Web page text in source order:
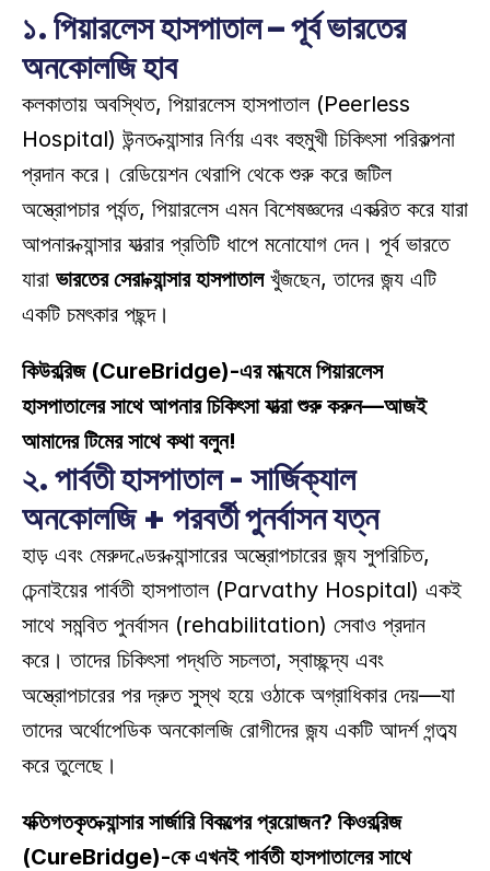
১. পিয়ারলেস হাসপাতাল – পূর্ব ভারতের
অনকোলজি হাব
কলকাতায় অবস্থিত, পিয়ারলেস হাসপাতাল (Peerless
Hospital) উন্নত ক্যান্সার নির্ণয় এবং বহুমুখী চিকিৎসা পরিকল্পনা
প্রদান করে। রেডিয়েশন থেরাপি থেকে শুরু করে জটিল
অস্ত্রোপচার পর্যন্ত, পিয়ারলেস এমন বিশেষজ্ঞদের একত্রিত করে যারা
আপনার ক্যান্সার যাত্রার প্রতিটি ধাপে মনোযোগ দেন। পূর্ব ভারতে
যারা ভারতের সেরা ক্যান্সার হাসপাতাল খুঁজছেন, তাদের জন্য এটি
একটি চমৎকার পছন্দ।
কিউরব্রিজ (CureBridge)-এর মাধ্যমে পিয়ারলেস
হাসপাতালের সাথে আপনার চিকিৎসা যাত্রা শুরু করুন—আজই
আমাদের টিমের সাথে কথা বলুন!
২. পার্বতী হাসপাতাল - সার্জিক্যাল
অনকোলজি + পরবর্তী পুনর্বাসন যত্ন
হাড় এবং মেরুদণ্ডের ক্যান্সারের অস্ত্রোপচারের জন্য সুপরিচিত,
চেন্নাইয়ের পার্বতী হাসপাতাল (Parvathy Hospital) একই
সাথে সমন্বিত পুনর্বাসন (rehabilitation) সেবাও প্রদান
করে। তাদের চিকিৎসা পদ্ধতি সচলতা, স্বাচ্ছন্দ্য এবং
অস্ত্রোপচারের পর দ্রুত সুস্থ হয়ে ওঠাকে অগ্রাধিকার দেয়—যা
তাদের অর্থোপেডিক অনকোলজি রোগীদের জন্য একটি আদর্শ গন্তব্য
করে তুলেছে।
ব্যক্তিগতকৃত ক্যান্সার সার্জারি বিকল্পের প্রয়োজন? কিওরব্রিজ
(CureBridge)-কে এখনই পার্বতী হাসপাতালের সাথে